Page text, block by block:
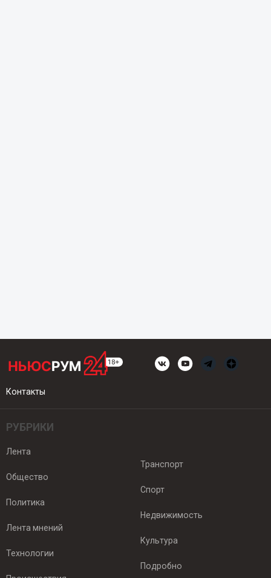
Контакты
РУБРИКИ
Лента
Общество
Политика
Лента мнений
Технологии
Транспорт
Спорт
Недвижимость
Культура
Подробно